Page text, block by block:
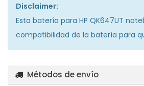
Disclaimer:
Esta batería para HP QK647UT
compatibilidad de la batería para
Métodos de envío